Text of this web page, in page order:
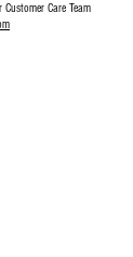
Care Team